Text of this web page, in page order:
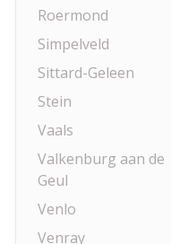
Roermond
Simpelveld
Sittard-Geleen
Stein
Vaals
Valkenburg aan de
Geul
Venlo
Venray